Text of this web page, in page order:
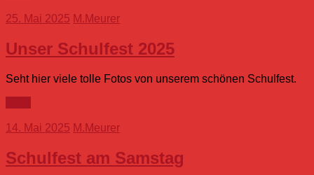
25. Mai 2025 M.Meurer
Unser Schulfest 2025
Seht hier viele tolle Fotos von unserem schönen Schulfest.
14. Mai 2025 M.Meurer
Schulfest am Samstag